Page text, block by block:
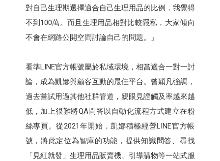
對自己生理期選擇適合自己生理用品的比例，我覺得
不到100萬。而且生理用品相對比較隱私，大家傾向
不會在網路公開空間討論自己的問題。」
看準LINE官方帳號屬於私域環境，相當適合一對一討
論，成為凱娜與顧客互動的最佳平台。曾穎凡強調，
過去嘗試用過其他社群管道，親眼見證觸及率越來越
低，加上很難將QA問答以自動化流程方式建立在粉
絲專頁。從2021年開始，凱娜積極經營LINE官方帳
號，將此定位為智庫的功能，提供知識問答、尋找
「見紅就發」生理用品販賣機、引導購物等一站式服